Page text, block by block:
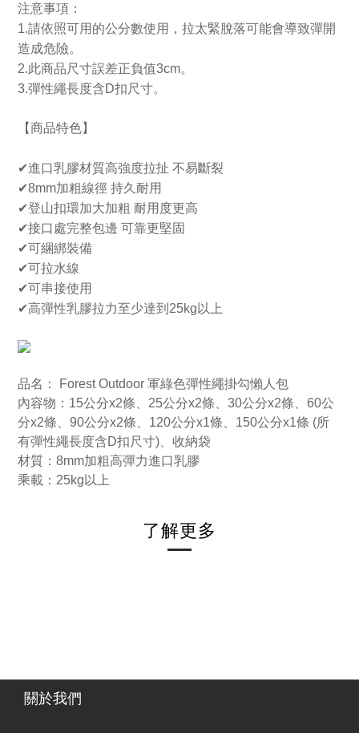
注意事項：
1.請依照可用的公分數使用，拉太緊脫落可能會導致彈開
造成危險。
2.此商品尺寸誤差正負值3cm。
3.彈性繩長度含D扣尺寸。
【商品特色】
✔進口乳膠材質高強度拉扯 不易斷裂
✔8mm加粗線徑 持久耐用
✔登山扣環加大加粗 耐用度更高
✔接口處完整包邊 可靠更堅固
✔可綑綁裝備
✔可拉水線
✔可串接使用
✔高彈性乳膠拉力至少達到25kg以上
品名： Forest Outdoor 軍綠色彈性繩掛勾懶人包
內容物：15公分x2條、25公分x2條、30公分x2條、60公
分x2條、90公分x2條、120公分x1條、150公分x1條 (所
有彈性繩長度含D扣尺寸) 、收納袋
材質：8mm加粗高彈力進口乳膠
乘載：25kg以上
了解更多
關於我們